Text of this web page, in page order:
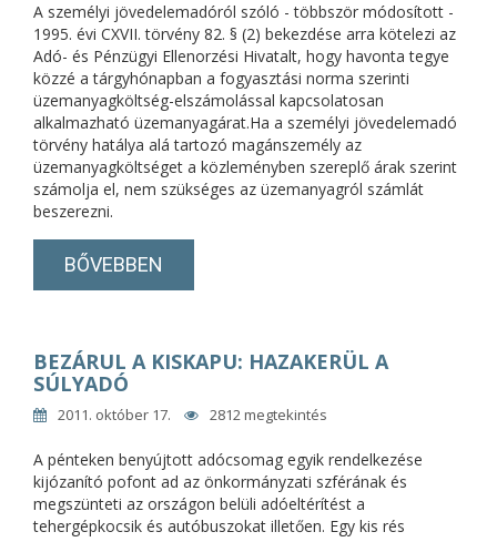
A személyi jövedelemadóról szóló - többször módosított -
1995. évi CXVII. törvény 82. § (2) bekezdése arra kötelezi az
Adó- és Pénzügyi Ellenorzési Hivatalt, hogy havonta tegye
közzé a tárgyhónapban a fogyasztási norma szerinti
üzemanyagköltség-elszámolással kapcsolatosan
alkalmazható üzemanyagárat.Ha a személyi jövedelemadó
törvény hatálya alá tartozó magánszemély az
üzemanyagköltséget a közleményben szereplő árak szerint
számolja el, nem szükséges az üzemanyagról számlát
beszerezni.
BŐVEBBEN
BEZÁRUL A KISKAPU: HAZAKERÜL A
SÚLYADÓ
2011. október 17. 2812 megtekintés
A pénteken benyújtott adócsomag egyik rendelkezése
kijózanító pofont ad az önkormányzati szférának és
megszünteti az országon belüli adóeltérítést a
tehergépkocsik és autóbuszokat illetően. Egy kis rés